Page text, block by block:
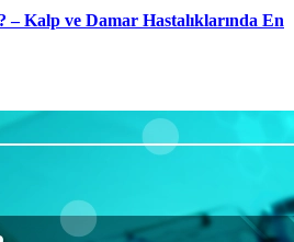
– Kalp ve Damar Hastalıklarında En